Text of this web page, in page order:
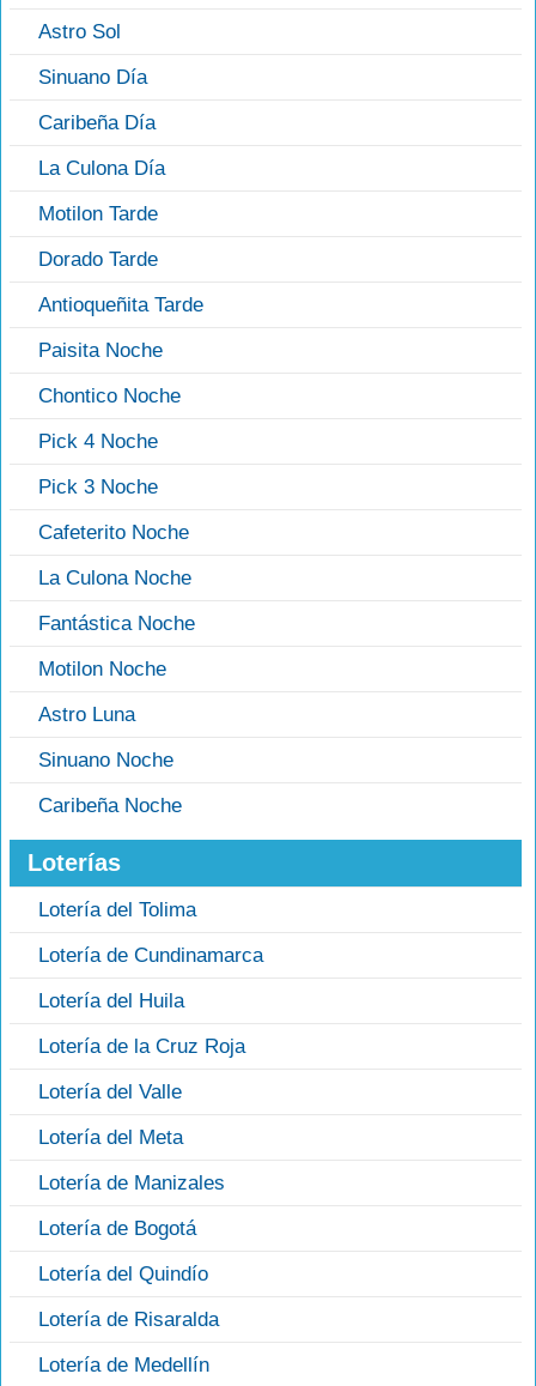
Astro Sol
Sinuano Día
Caribeña Día
La Culona Día
Motilon Tarde
Dorado Tarde
Antioqueñita Tarde
Paisita Noche
Chontico Noche
Pick 4 Noche
Pick 3 Noche
Cafeterito Noche
La Culona Noche
Fantástica Noche
Motilon Noche
Astro Luna
Sinuano Noche
Caribeña Noche
Loterías
Lotería del Tolima
Lotería de Cundinamarca
Lotería del Huila
Lotería de la Cruz Roja
Lotería del Valle
Lotería del Meta
Lotería de Manizales
Lotería de Bogotá
Lotería del Quindío
Lotería de Risaralda
Lotería de Medellín